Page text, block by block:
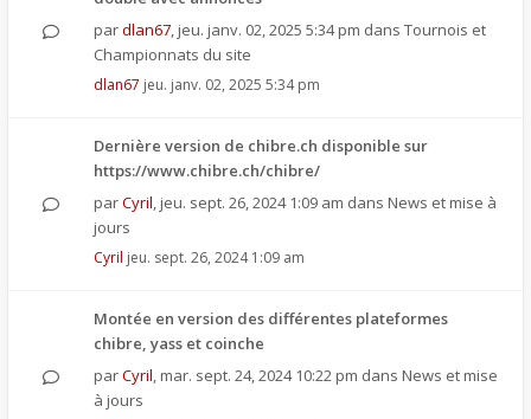
pardlan67, jeu. janv. 02, 2025 5:34 pm dans Tournois et
Championnats du site
dlan67 jeu. janv. 02, 2025 5:34 pm
Dernière version de chibre.ch disponible sur
https://www.chibre.ch/chibre/
parCyril, jeu. sept. 26, 2024 1:09 am dans News et mise à
jours
Cyril jeu. sept. 26, 2024 1:09 am
Montée en version des différentes plateformes
chibre, yass et coinche
parCyril, mar. sept. 24, 2024 10:22 pm dans News et mise
à jours